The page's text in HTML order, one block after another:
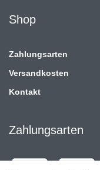
Shop
Zahlungsarten
Versandkosten
Kontakt
Zahlungsarten